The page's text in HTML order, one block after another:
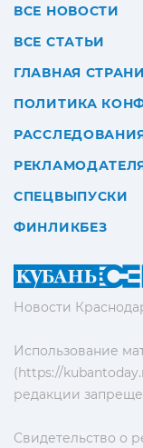
Новости
Использование
(https://
редакции
Свидетельство о
ВСЕ НОВОСТИ
ВСЕ СТАТЬИ
ГЛАВНАЯ
ПОЛИТИКА
СПЕЦВЫПУСКИ
ФИНЛИКБЕЗ